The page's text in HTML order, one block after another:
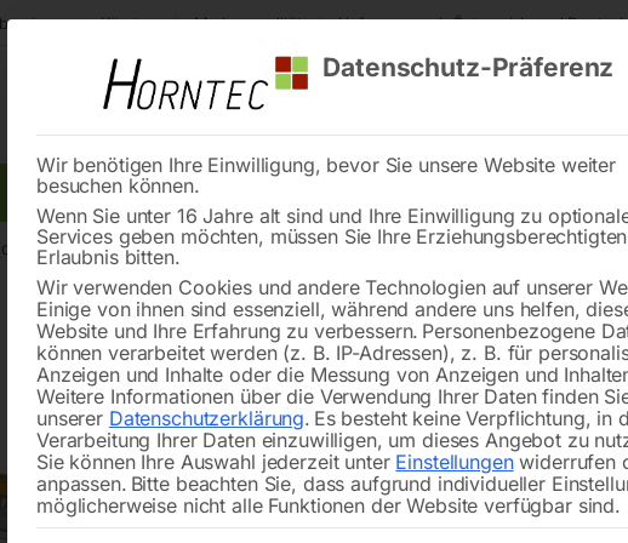
aus Kärnten Markenqualität Lieferung nach Österreich und
Metall Reinigung
Mehrfachkombination minimax cu 300c F 23 N TERSA
🔍
Verfügbarkeit:Nicht vorrätig
Datenschutz-Präferenz
Wir benötigen Ihre Einwilligung, bevor Sie unsere Website weiter
besuchen können.
Wenn Sie unter 16 Jahre alt sind und Ihre Einwilligung zu
Services geben möchten, müssen Sie Ihre
Erlaubnis bitten.
Wir verwenden Cookies und andere Technologien auf unserer
Einige von ihnen sind essenziell, während andere uns helfen,
Website und Ihre Erfahrung zu verbessern. Personenbezogene
können verarbeitet werden (z. B. IP-Adressen), z. B. für
Anzeigen und Inhalte oder die Messung von Anzeigen und
Weitere Informationen über die Verwendung Ihrer Daten finden
unserer Datenschutzerklärung. Es besteht keine Verpflichtung, in
Verarbeitung Ihrer Daten einzuwilligen, um dieses Angebot zu
Sie können Ihre Auswahl jederzeit unter Einstellungenwiderrufen
anpassen. Bitte beachten Sie, dass aufgrund individueller
möglicherweise nicht alle Funktionen der Website verfügbar sind.